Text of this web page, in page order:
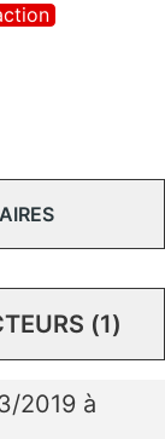
(1)
2019 à